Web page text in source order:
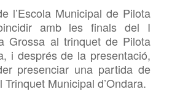
l’Escola Municipal de Pilota
amb les finals del I
Grossa al trinquet de Pilota
i després de la presentació,
presenciar una partida de
Municipal d’Ondara.